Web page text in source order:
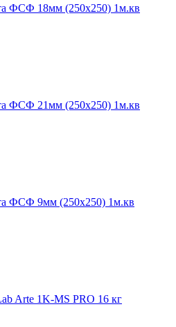
ФСФ 18мм (250х250) 1м.кв
ФСФ 21мм (250х250) 1м.кв
ФСФ 9мм (250х250) 1м.кв
Arte 1K-MS PRO 16 кг